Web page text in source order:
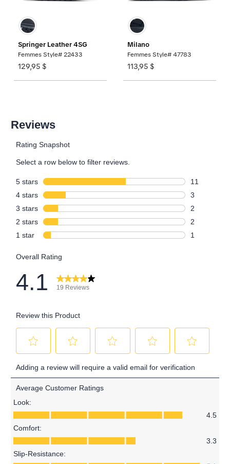
Springer Leather 4SG
Femmes Style# 22433
129,95 $
Milano
Femmes Style# 47783
113,95 $